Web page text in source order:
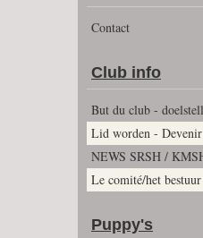
Contact
Club info
But du club -
Lid worden -
NEWS SRSH /
Le comité/het bestuur
Puppy's